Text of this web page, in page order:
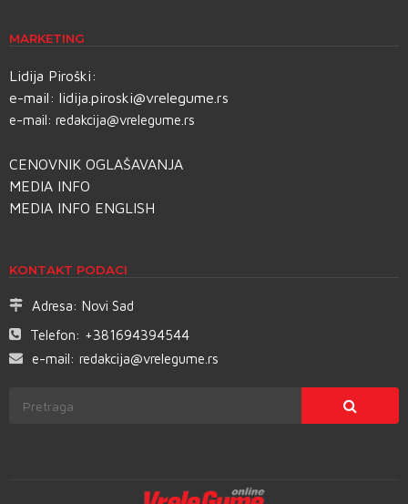
MARKETING
Lidija Piroški:
e-mail: lidija.piroski@vrelegume.rs
e-mail: redakcija@vrelegume.rs
CENOVNIK OGLAŠAVANJA
MEDIA INFO
MEDIA INFO ENGLISH
KONTAKT PODACI
Adresa: Novi Sad
Telefon: +381694394544
e-mail: redakcija@vrelegume.rs